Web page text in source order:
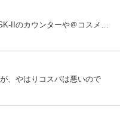
IIのカウンターや＠コスメ…
、やはりコスパは悪いので